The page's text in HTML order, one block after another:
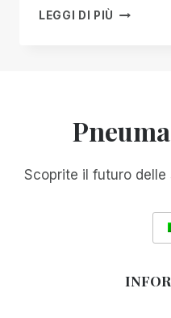
LEGGI DI PIÙ
Scoprite il futuro